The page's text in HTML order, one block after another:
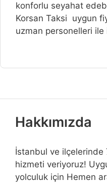
konforlu seyahat
Korsan Taksi uygun
uzman personelleri ile
Hakkımızda
İstanbul ve
hizmeti veriyoruz!
yolculuk için Hemen